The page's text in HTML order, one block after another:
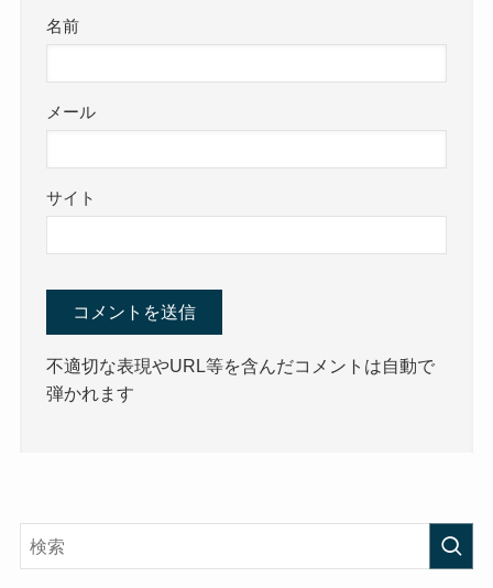
名前
メール
サイト
不適切な表現やURL等を含んだコメントは自動で
弾かれます